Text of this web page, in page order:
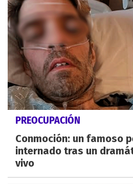
PREOCUPACIÓN
Conmoción: un famoso
internado tras un
vivo